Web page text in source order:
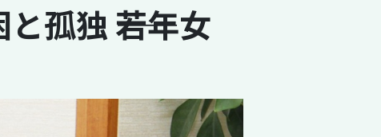
孤独 ――若年女